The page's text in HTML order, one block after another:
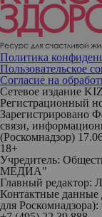
Политика
Пользовательское
Согласие на
Сетевое издание
Регистрационный
Зарегистрировано
связи,
(Роскомнадзор)
18+
Учредитель:
МЕДИА"
Главный редактор:
Контактные данные
для